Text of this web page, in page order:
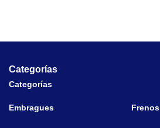
Categorías
Categorías
Embragues Frenos